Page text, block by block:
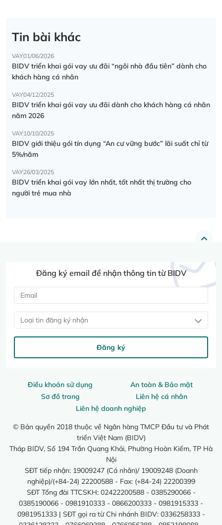
Tin bài khác
VAY01/06/2026
BIDV triển khai gói vay ưu đãi “ngôi nhà đầu tiên” dành cho
khách hàng cá nhân
VAY04/12/2025
BIDV triển khai gói vay ưu đãi dành cho khách hàng cá nhân
năm 2026
VAY10/10/2025
BIDV giới thiệu gói tín dụng “An cư vững bước” lãi suất chỉ từ
5%/năm
VAY26/03/2025
BIDV triển khai gói vay lớn nhất, tốt nhất thị trường cho
người trẻ mua nhà
Điều khoản sử dụng
An toàn & Bảo mật
Sơ đồ trang
Liên hệ cá nhân
Liên hệ doanh nghiệp
© Bản quyền 2018 thuộc về Ngân hàng TMCP Đầu tư và Phát
triển Việt Nam (BIDV)
Tháp BIDV, Số 194 Trần Quang Khải, Phường Hoàn Kiếm, TP Hà
Nội
SĐT tiếp nhận: 19009247 (Cá nhân)/ 19009248 (Doanh
nghiệp)/(+84-24) 22200588 - Fax: (+84-24) 22200399
SĐT Tổng đài TTCSKH: 02422200588 - 0385290066 -
0385190066 - 0981910333 - 0866200333 - 0981915333 -
0981951333 | SĐT gọi ra từ Chi nhánh BIDV: 0336258333 -
Đăng ký email để nhận thông tin từ BIDV
Loại tin đăng ký nhận
Đăng ký